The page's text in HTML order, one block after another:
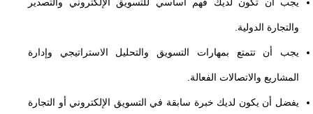
والتجارة الدولية.
يجب أن تتمتع بمهارات التسويق والتحليل الاستراتيجي وإدارة
المشاريع والاتصالات الفعالة.
يفضل أن يكون لديك خبرة سابقة في التسويق الإلكتروني أو التجارة